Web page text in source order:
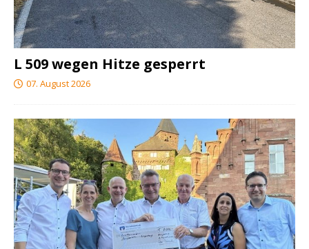
L 509 wegen Hitze gesperrt
07. August 2026